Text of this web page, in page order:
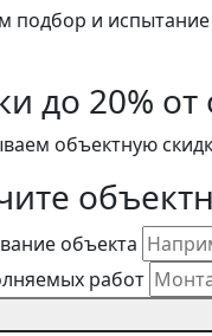
подбор и испытание
до 20%
объектную
объекта
работ